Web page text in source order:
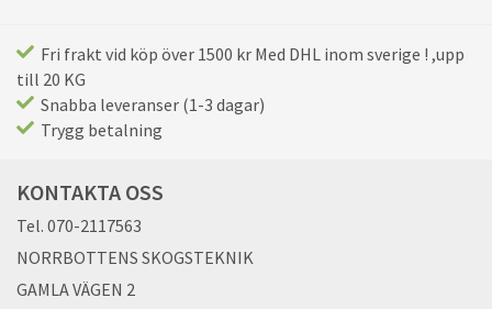
Fri frakt vid köp över 1500 kr Med DHL inom sverige ! ,upp
till 20 KG
Snabba leveranser (1-3 dagar)
Trygg betalning
KONTAKTA OSS
Tel. 070-2117563
NORRBOTTENS SKOGSTEKNIK
GAMLA VÄGEN 2